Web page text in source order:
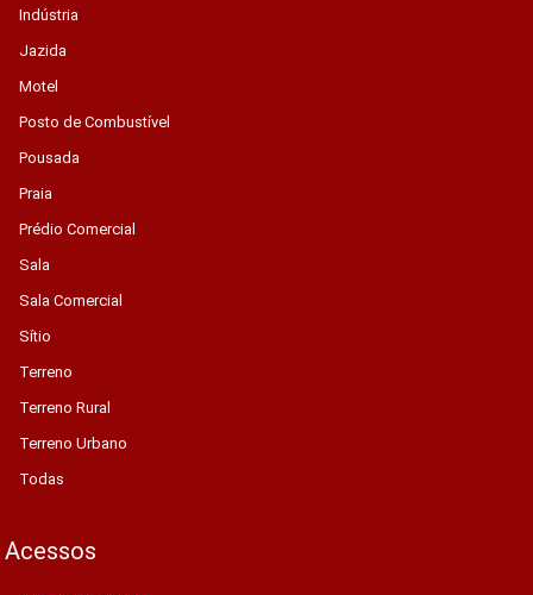
Indústria
Jazida
Motel
Posto de Combustível
Pousada
Praia
Prédio Comercial
Sala
Sala Comercial
Sítio
Terreno
Terreno Rural
Terreno Urbano
Todas
Acessos